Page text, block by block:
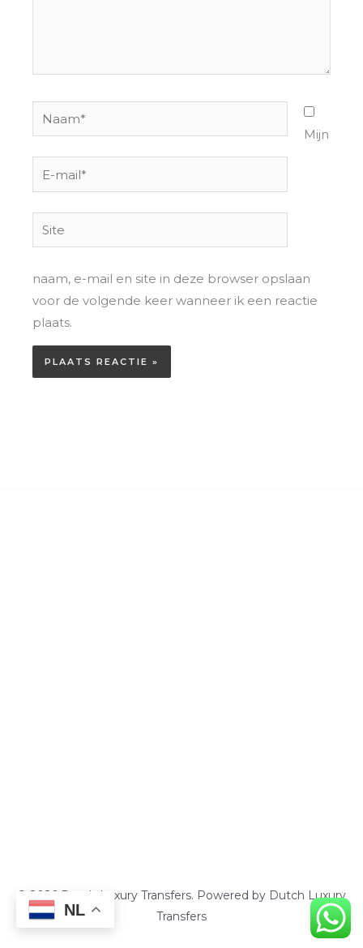
Naam*
E-
mail*
Site
Mijn
naam, e-mail en site in deze browser opslaan
voor de volgende keer wanneer ik een reactie
plaats.
© 2026 Dutch Luxury Transfers. Powered by Dutch Luxury
Transfers
NL